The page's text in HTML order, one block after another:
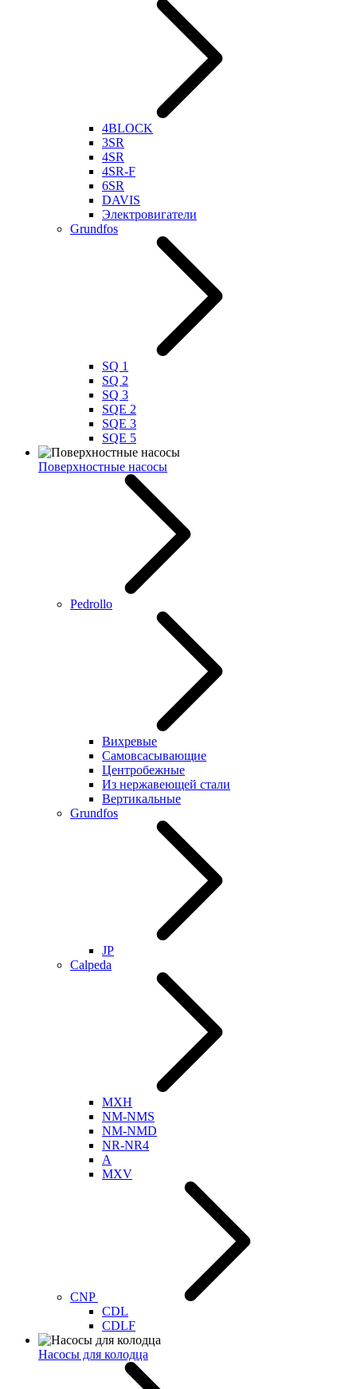
4BLOCK
3SR
4SR
4SR-F
6SR
DAVIS
Электровигатели
Grundfos
SQ 1
SQ 2
SQ 3
SQE 2
SQE 3
SQE 5
Поверхностные насосы
Pedrollo
Вихревые
Самовсасывающие
Центробежные
Из нержавеющей стали
Вертикальные
Grundfos
JP
Calpeda
MXH
NM-NMS
NM-NMD
NR-NR4
A
MXV
CNP
CDL
CDLF
Насосы для колодца